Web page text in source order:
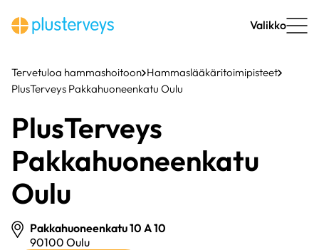
sisältöön
Valikko
Tervetuloa hammashoitoon Hammaslääkäritoimipisteet
PlusTerveys Pakkahuoneenkatu Oulu
PlusTerveys
Pakkahuoneenkatu
Oulu
Pakkahuoneenkatu 10 A 10
90100 Oulu